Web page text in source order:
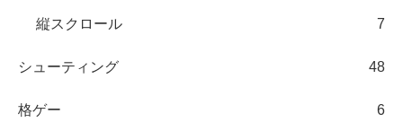
縦スクロール 7
シューティング 48
格ゲー 6